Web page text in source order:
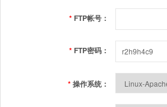
* FTP帐号：
* FTP密码：
*操作系统：